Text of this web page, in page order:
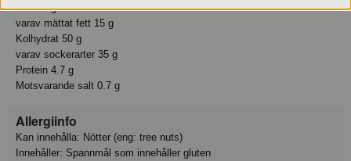
Fett 27 g
varav mättat fett 15 g
Kolhydrat 50 g
varav sockerarter 35 g
Protein 4.7 g
Motsvarande salt 0.7 g
Allergiinfo
Kan innehålla: Nötter (eng: tree nuts)
Innehåller: Spannmål som innehåller gluten